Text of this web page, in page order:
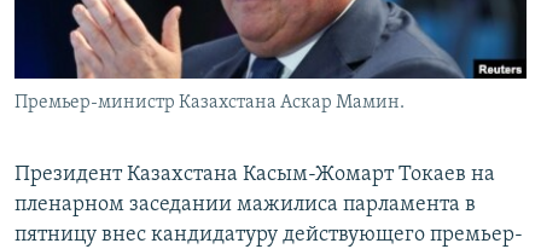
Премьер-министр Казахстана Аскар Мамин.
Президент Казахстана Касым-Жомарт Токаев на
пленарном заседании мажилиса парламента в
пятницу внес кандидатуру действующего премьер-